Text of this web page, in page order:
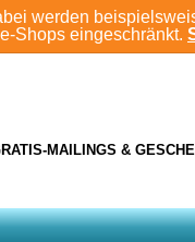
werden
Shops eingeschränkt.
MAILINGS &